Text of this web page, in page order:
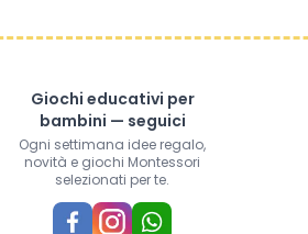
Giochi educativi per
bambini — seguici
Ogni settimana idee regalo,
novità e giochi Montessori
selezionati per te.